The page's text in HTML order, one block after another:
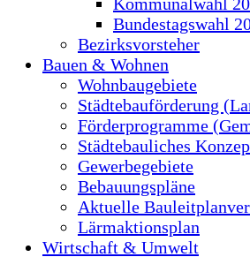
Bundestagswahl
Bezirksvorsteher
Bauen & Wohnen
Wohnbaugebiete
Städtebauförderung
Förderprogramme
Städtebauliches
Gewerbegebiete
Bebauungspläne
Aktuelle
Lärmaktionsplan
Wirtschaft & Umwelt